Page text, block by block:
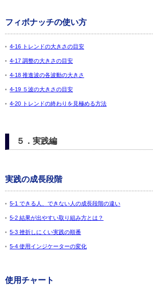
フィボナッチの使い方
4-16 トレンドの大きさの目安
4-17 調整の大きさの目安
4-18 推進波の各波動の大きさ
4-19 ５波の大きさの目安
4-20 トレンドの終わりを見極める方法
５．実践編
実践の成長段階
5-1 できる人、できない人の成長段階の違い
5-2 結果が出やすい取り組み方とは？
5-3 挫折しにくい実践の順番
5-4 使用インジケーターの変化
使用チャート